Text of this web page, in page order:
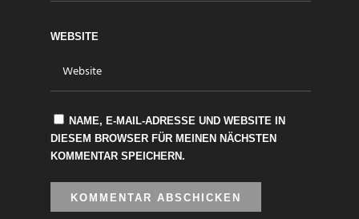
WEBSITE
NAME, E-MAIL-ADRESSE UND WEBSITE IN
DIESEM BROWSER FÜR MEINEN NÄCHSTEN
KOMMENTAR SPEICHERN.